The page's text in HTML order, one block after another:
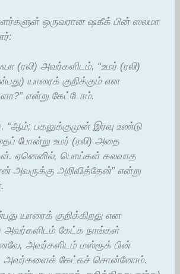
ஒருவரான ஷகீக் பின் ஸலமா
(ரலி) அவர்களிடம், “உமர் (ரலி)
யாரைக் குறிக்கும் என
என்று கேட்டோம்.
“ஆம்; பகலுக்குமுன் இரவு உண்டு
போன்று உமர் (ரலி) அதை
ஏனெனில், பொய்கள் கலவாத
அவருக்கு அறிவித்தேன்” என்று
யாரைக் குறிக்கிறது என
அவர்களிடம் கேட்க நாங்கள்
அவர்களிடம் மஸ்ரூக் பின்
அவர்களைக் கேட்கச் சொன்னோம்.